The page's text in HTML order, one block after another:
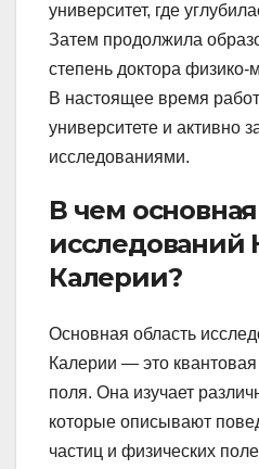
университет, где
Затем продолжила
степень доктора физико-
В настоящее время
университете и активно
исследованиями.
В чем
исследований
Калерии?
Основная область
Калерии — это
поля. Она изучает
которые описывают
частиц и физических